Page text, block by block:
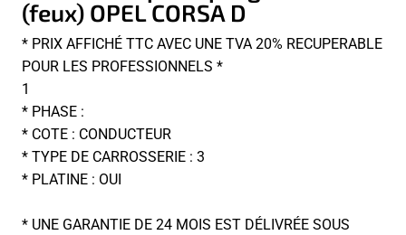
(feux) OPEL CORSA D
* PRIX AFFICHÉ TTC AVEC UNE TVA 20% RECUPERABLE
POUR LES PROFESSIONNELS *
1
* PHASE :
* COTE : CONDUCTEUR
* TYPE DE CARROSSERIE : 3
* PLATINE : OUI
* UNE GARANTIE DE 24 MOIS EST DÉLIVRÉE SOUS